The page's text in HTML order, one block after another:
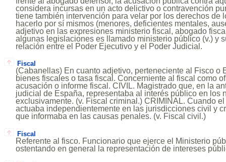
considera incursas en un acto delictivo o contravención
tiene también intervención para velar por los derechos de
hacerlo por sí mismos (menores, deficientes mentales,
adjetivo en las expresiones ministerio fiscal, abogado
algunas legislaciones es llamado ministerio público (v.) y
relación entre el Poder Ejecutivo y el Poder Judicial.
Fiscal
(Cabanellas) En cuanto adjetivo, perteneciente al Fisco o
bienes fiscales o tasa fiscal. Concerniente al fiscal como
acusación o informe fiscal. CIVIL. Magistrado que, en la
judicial de España, representaba al interés público en los
exclusivamente. (v. Fiscal criminal.) CRIMINAL. Cuando
actuaba independientemente en las jurisdicciones civil y
que informaba en las causas penales. (v. Fiscal civil.)
Fiscal
Referente al fisco. Funcionario que ejerce el Ministerio
ostentando en general la representación de intereses